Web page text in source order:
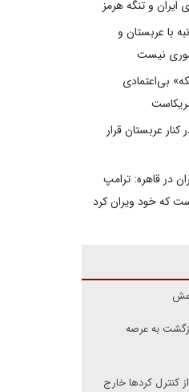
ایران و تنگه هرمز
با عربستان و
نیست
بی‌اعتمادی
عربستان قرار
در قاهره: ترامپ
که خود ویران کرد
به عرصه
کنترل کردها خارج